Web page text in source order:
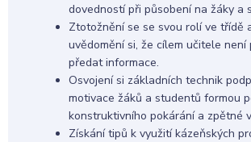
dovedností při působení na žáky a
Ztotožnění se se svou rolí ve třídě
uvědomění si, že cílem učitele není
předat informace.
Osvojení si základních technik
motivace žáků a studentů formou
konstruktivního pokárání a zpětné
Získání tipů k využití kázeňských